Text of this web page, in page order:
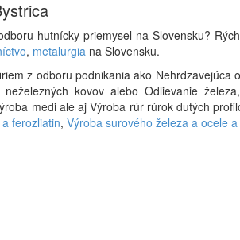
hutnícky priemysel na Slovensku?
, metalurgia na Slovensku.
z odboru podnikania ako Nehrdzavejúca
kovov alebo Odlievanie
medi ale aj Výroba rúr rúrok dutých
ferozliatin, Výroba surového železa a ocele